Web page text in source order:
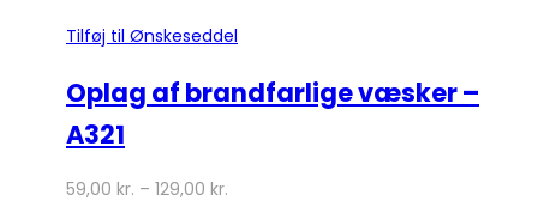
Tilføj til Ønskeseddel
Oplag af brandfarlige væsker –
A321
59,00 kr. – 129,00 kr.